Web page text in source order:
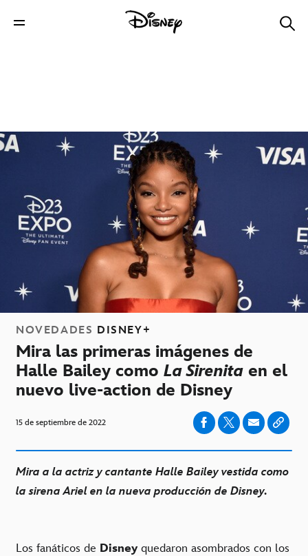
NOVEDADES DISNEY+
Mira las primeras imágenes de
Halle Bailey como La Sirenita en el
nuevo live-action de Disney
15 de septiembre de 2022
Mira a la actriz y cantante Halle Bailey vestida como
la sirena Ariel en la nueva producción de Disney.
Los fanáticos de Disney quedaron asombrados con los